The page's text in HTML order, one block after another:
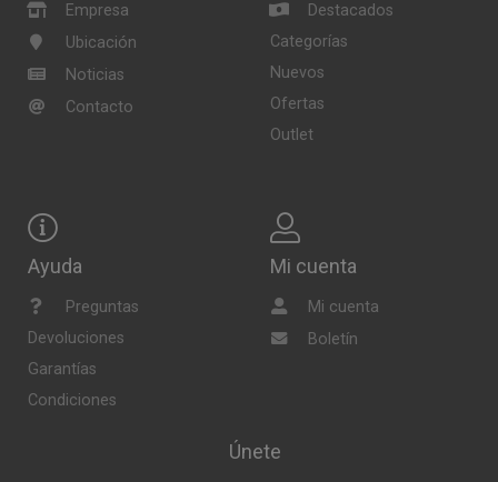
Empresa
Ubicación
Noticias
Contacto
Destacados
Categorías
Nuevos
Ofertas
Outlet
Ayuda
Preguntas
Devoluciones
Garantías
Condiciones
Mi cuenta
Mi cuenta
Boletín
Únete